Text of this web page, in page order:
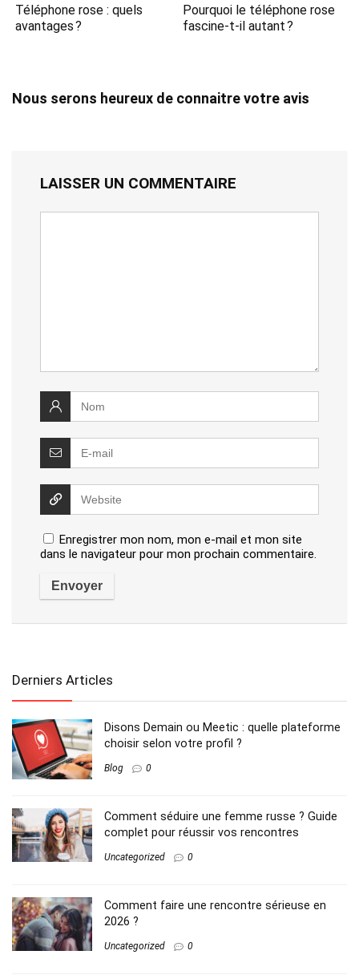
Téléphone rose : quels
avantages ?
Pourquoi le téléphone rose
fascine-t-il autant ?
Nous serons heureux de connaitre votre avis
LAISSER UN COMMENTAIRE
Enregistrer mon nom, mon e-mail et mon site
dans le navigateur pour mon prochain commentaire.
Derniers Articles
Disons Demain ou Meetic : quelle plateforme
choisir selon votre profil ?
Blog 0
Comment séduire une femme russe ? Guide
complet pour réussir vos rencontres
Uncategorized 0
Comment faire une rencontre sérieuse en
2026 ?
Uncategorized 0